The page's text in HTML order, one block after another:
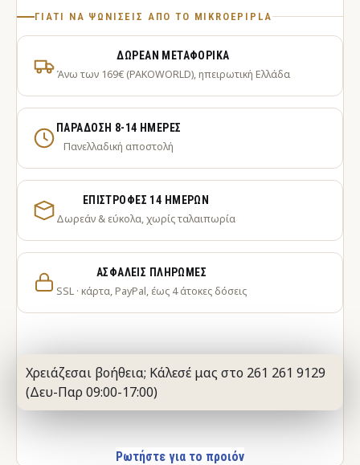
ΓΙΑΤΊ ΝΑ ΨΩΝΊΣΕΙΣ ΑΠΌ ΤΟ MIKROEPIPLA
ΔΩΡΕΆΝ ΜΕΤΑΦΟΡΙΚΆ
Άνω των 169€ (PAKOWORLD), ηπειρωτική Ελλάδα
ΠΑΡΆΔΟΣΗ 8-14 ΗΜΈΡΕΣ
Πανελλαδική αποστολή
ΕΠΙΣΤΡΟΦΈΣ 14 ΗΜΕΡΏΝ
Δωρεάν & εύκολα, χωρίς ταλαιπωρία
ΑΣΦΑΛΕΊΣ ΠΛΗΡΩΜΈΣ
SSL · κάρτα, PayPal, έως 4 άτοκες δόσεις
Χρειάζεσαι βοήθεια; Κάλεσέ μας στο 261 261 9129
(Δευ-Παρ 09:00-17:00)
Ρωτήστε για το προιόν